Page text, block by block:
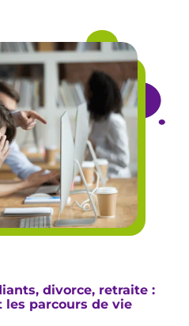
divorce, retraite :
parcours de vie